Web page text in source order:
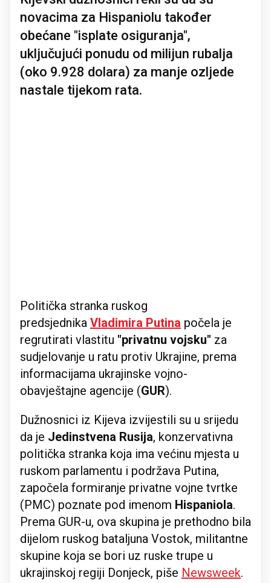
novacima za Hispaniolu također
obećane "isplate osiguranja",
uključujući ponudu od milijun rubalja
(oko 9.928 dolara) za manje ozljede
nastale tijekom rata.
Politička stranka ruskog
predsjednika Vladimira Putina počela je
regrutirati vlastitu "privatnu vojsku" za
sudjelovanje u ratu protiv Ukrajine, prema
informacijama ukrajinske vojno-
obavještajne agencije (GUR).
Dužnosnici iz Kijeva izvijestili su u srijedu
da je Jedinstvena Rusija, konzervativna
politička stranka koja ima većinu mjesta u
ruskom parlamentu i podržava Putina,
započela formiranje privatne vojne tvrtke
(PMC) poznate pod imenom Hispaniola.
Prema GUR-u, ova skupina je prethodno bila
dijelom ruskog bataljuna Vostok, militantne
skupine koja se bori uz ruske trupe u
ukrajinskoj regiji Donjeck, piše Newsweek.